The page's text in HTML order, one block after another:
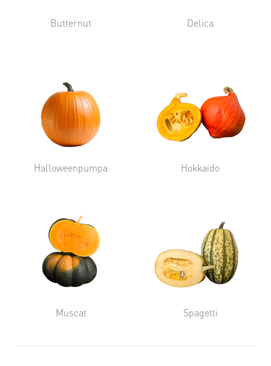
Butternut Delica
Halloweenpumpa Hokkaido
Muscat Spagetti